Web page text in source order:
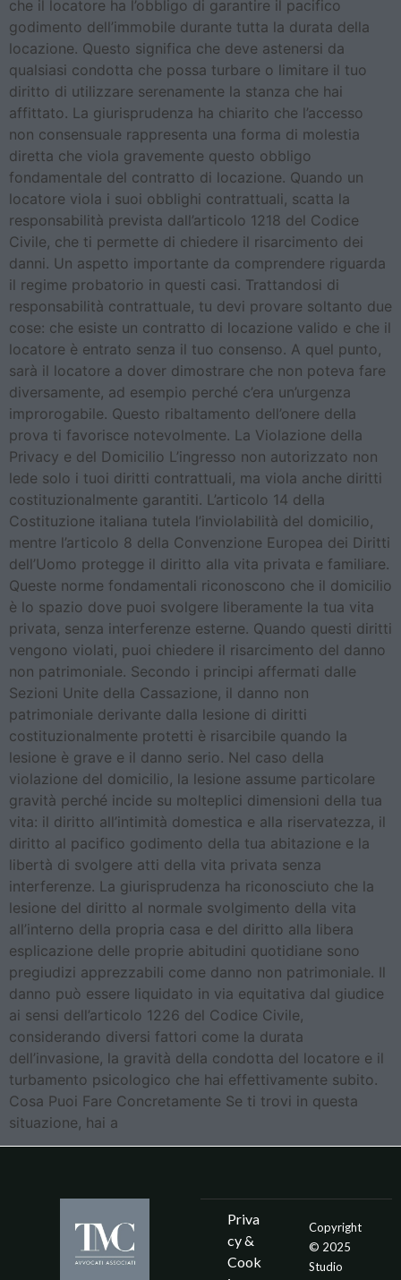
che il locatore ha l’obbligo di garantire il pacifico
godimento dell’immobile durante tutta la durata della
locazione. Questo significa che deve astenersi da
qualsiasi condotta che possa turbare o limitare il tuo
diritto di utilizzare serenamente la stanza che hai
affittato. La giurisprudenza ha chiarito che l’accesso
non consensuale rappresenta una forma di molestia
diretta che viola gravemente questo obbligo
fondamentale del contratto di locazione. Quando un
locatore viola i suoi obblighi contrattuali, scatta la
responsabilità prevista dall’articolo 1218 del Codice
Civile, che ti permette di chiedere il risarcimento dei
danni. Un aspetto importante da comprendere riguarda
il regime probatorio in questi casi. Trattandosi di
responsabilità contrattuale, tu devi provare soltanto due
cose: che esiste un contratto di locazione valido e che il
locatore è entrato senza il tuo consenso. A quel punto,
sarà il locatore a dover dimostrare che non poteva fare
diversamente, ad esempio perché c’era un’urgenza
improrogabile. Questo ribaltamento dell’onere della
prova ti favorisce notevolmente. La Violazione della
Privacy e del Domicilio L’ingresso non autorizzato non
lede solo i tuoi diritti contrattuali, ma viola anche diritti
costituzionalmente garantiti. L’articolo 14 della
Costituzione italiana tutela l’inviolabilità del domicilio,
mentre l’articolo 8 della Convenzione Europea dei Diritti
dell’Uomo protegge il diritto alla vita privata e familiare.
Queste norme fondamentali riconoscono che il domicilio
è lo spazio dove puoi svolgere liberamente la tua vita
privata, senza interferenze esterne. Quando questi diritti
vengono violati, puoi chiedere il risarcimento del danno
non patrimoniale. Secondo i principi affermati dalle
Sezioni Unite della Cassazione, il danno non
patrimoniale derivante dalla lesione di diritti
costituzionalmente protetti è risarcibile quando la
lesione è grave e il danno serio. Nel caso della
violazione del domicilio, la lesione assume particolare
gravità perché incide su molteplici dimensioni della tua
vita: il diritto all’intimità domestica e alla riservatezza, il
diritto al pacifico godimento della tua abitazione e la
libertà di svolgere atti della vita privata senza
interferenze. La giurisprudenza ha riconosciuto che la
lesione del diritto al normale svolgimento della vita
all’interno della propria casa e del diritto alla libera
esplicazione delle proprie abitudini quotidiane sono
pregiudizi apprezzabili come danno non patrimoniale. Il
danno può essere liquidato in via equitativa dal giudice
ai sensi dell’articolo 1226 del Codice Civile,
considerando diversi fattori come la durata
dell’invasione, la gravità della condotta del locatore e il
turbamento psicologico che hai effettivamente subito.
Cosa Puoi Fare Concretamente Se ti trovi in questa
situazione, hai a
Priva
cy &
Cook
Copyright
© 2025
Studio